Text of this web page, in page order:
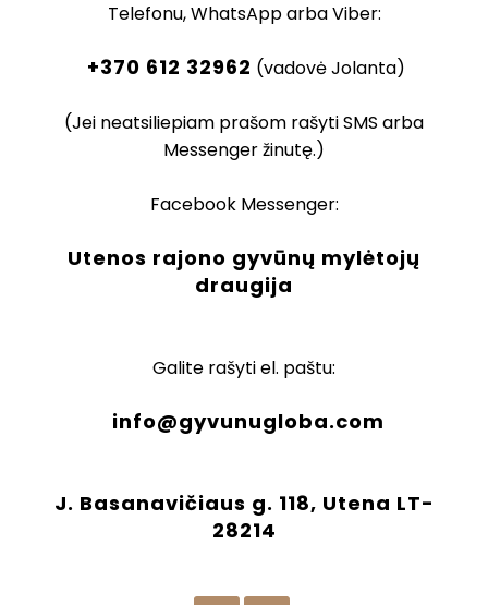
Telefonu, WhatsApp arba Viber:
+370 612 32962 (vadovė Jolanta)
(Jei neatsiliepiam prašom rašyti SMS arba
Messenger žinutę.)
Facebook Messenger:
Utenos rajono gyvūnų mylėtojų
draugija
Galite rašyti el. paštu:
info@gyvunugloba.com
J. Basanavičiaus g. 118, Utena LT-
28214